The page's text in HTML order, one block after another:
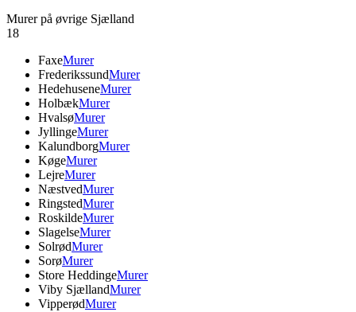
Murer på øvrige Sjælland
18
FaxeMurer
FrederikssundMurer
HedehuseneMurer
HolbækMurer
HvalsøMurer
JyllingeMurer
KalundborgMurer
KøgeMurer
LejreMurer
NæstvedMurer
RingstedMurer
RoskildeMurer
SlagelseMurer
SolrødMurer
SorøMurer
Store HeddingeMurer
Viby SjællandMurer
VipperødMurer